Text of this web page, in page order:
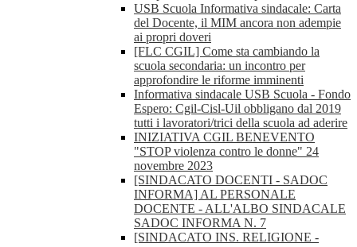
USB Scuola Informativa sindacale: Carta
del Docente, il MIM ancora non adempie
ai propri doveri
[FLC CGIL] Come sta cambiando la
scuola secondaria: un incontro per
approfondire le riforme imminenti
Informativa sindacale USB Scuola - Fondo
Espero: Cgil-Cisl-Uil obbligano dal 2019
tutti i lavoratori/trici della scuola ad aderire
INIZIATIVA CGIL BENEVENTO
"STOP violenza contro le donne" 24
novembre 2023
[SINDACATO DOCENTI - SADOC
INFORMA] AL PERSONALE
DOCENTE - ALL'ALBO SINDACALE
SADOC INFORMA N. 7
[SINDACATO INS. RELIGIONE -